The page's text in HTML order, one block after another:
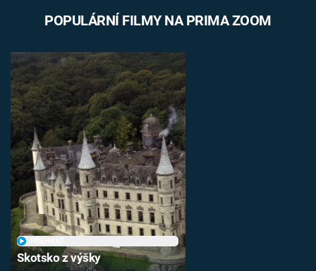
POPULÁRNÍ FILMY NA PRIMA ZOOM
Skotsko z výšky